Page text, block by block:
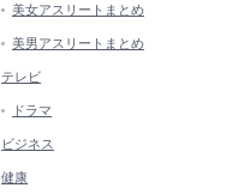
美女アスリートまとめ
美男アスリートまとめ
テレビ
ドラマ
ビジネス
健康